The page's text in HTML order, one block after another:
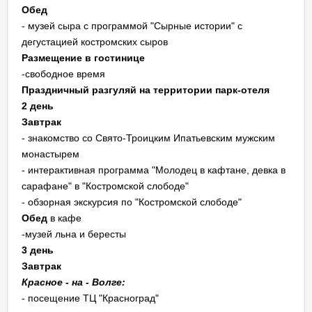
Обед
- музей сыра с программой "Сырные истории" с
дегустацией костромских сыров
Размещение в гостинице
-свободное время
Праздничный разгуляй на территории парк-отеля
2 день
Завтрак
- знакомство со Свято-Троицким Ипатьевским мужским
монастырем
- интерактивная программа "Молодец в кафтане, девка в
сарафане" в "Костромской слободе"
- обзорная экскурсия по "Костромской слободе"
Обед в кафе
-музей льна и бересты
3 день
Завтрак
Красное - на - Волге:
- посещение ТЦ "Красноград"